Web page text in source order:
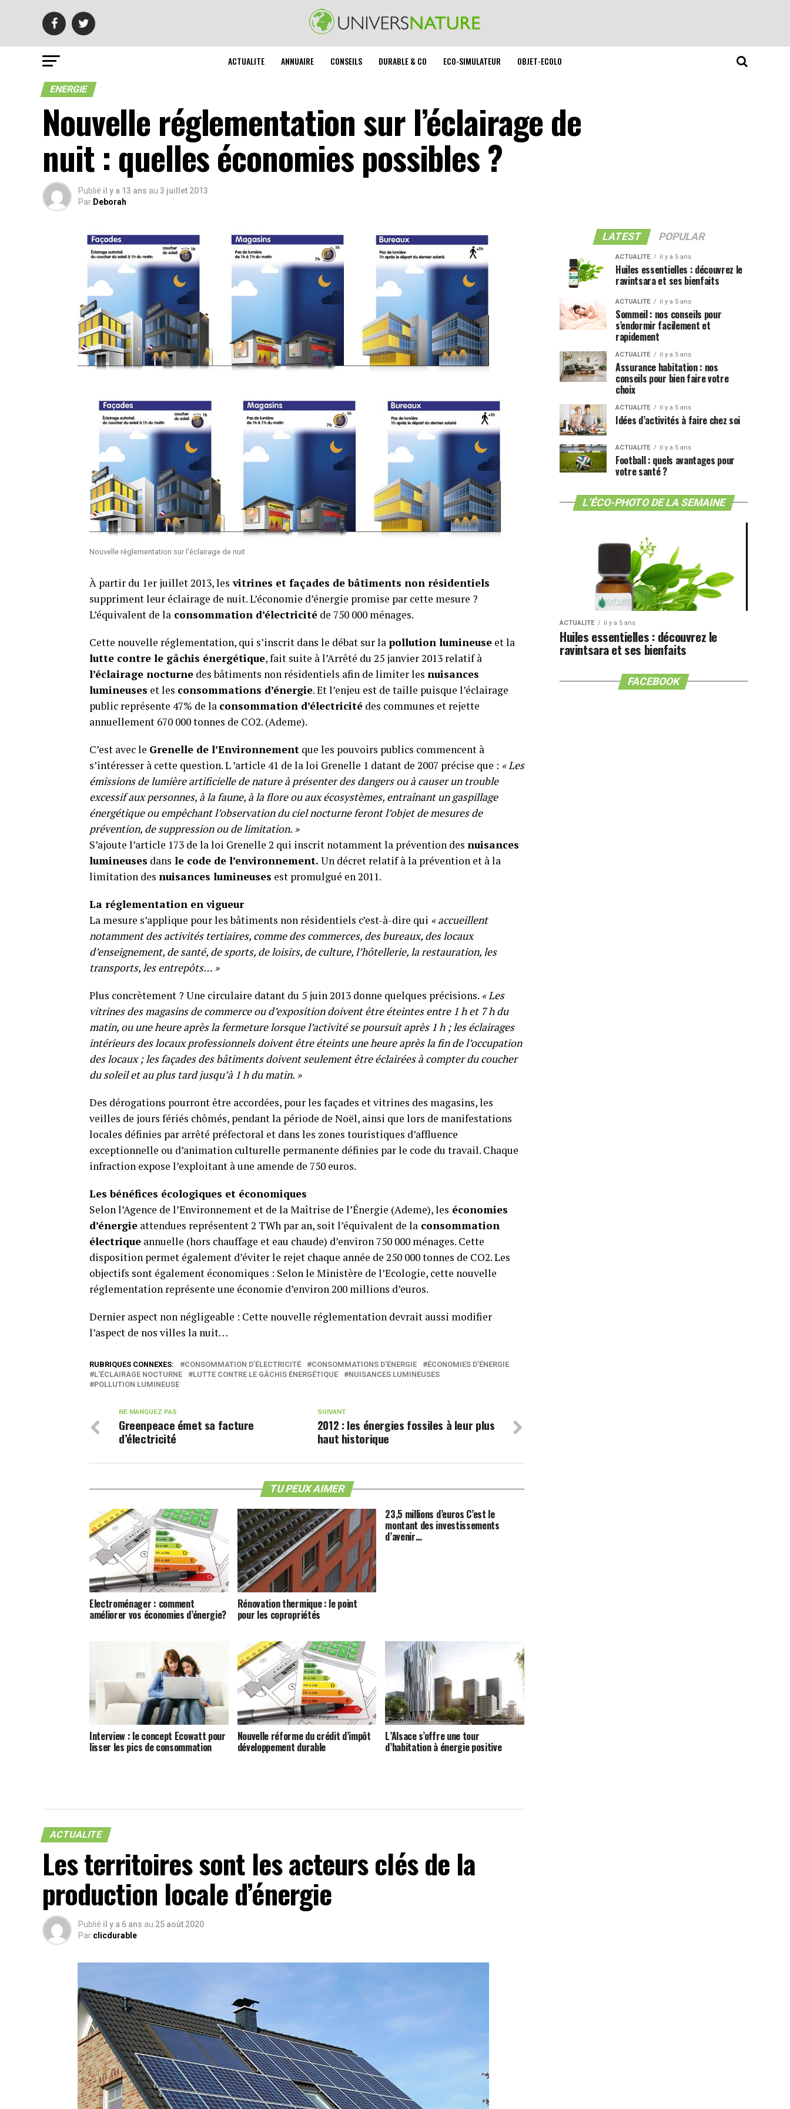
ACTUALITE ANNUAIRE CONSEILS DURABLE & CO ECO-SIMULATEUR OBJET-ECOLO
ENERGIE
Nouvelle réglementation sur l’éclairage de
nuit : quelles économies possibles ?
Publié il y a 13 ans au 3 juillet 2013
Par Deborah
Nouvelle réglementation sur l’éclairage de nuit
À partir du 1er juillet 2013, les vitrines et façades de bâtiments non résidentiels
suppriment leur éclairage de nuit. L’économie d’énergie promise par cette mesure ?
L’équivalent de la consommation d’électricité de 750 000 ménages.
Cette nouvelle réglementation, qui s’inscrit dans le débat sur la pollution lumineuse et la
lutte contre le gâchis énergétique, fait suite à l’Arrêté du 25 janvier 2013 relatif à
l’éclairage nocturne des bâtiments non résidentiels afin de limiter les nuisances
lumineuses et les consommations d’énergie. Et l’enjeu est de taille puisque l’éclairage
public représente 47% de la consommation d’électricité des communes et rejette
annuellement 670 000 tonnes de CO2. (Ademe).
C’est avec le Grenelle de l’Environnement que les pouvoirs publics commencent à
s’intéresser à cette question. L ’article 41 de la loi Grenelle 1 datant de 2007 précise que : « Les
émissions de lumière artificielle de nature à présenter des dangers ou à causer un trouble
excessif aux personnes, à la faune, à la flore ou aux écosystèmes, entraînant un gaspillage
énergétique ou empêchant l’observation du ciel nocturne feront l’objet de mesures de
prévention, de suppression ou de limitation. »
S’ajoute l’article 173 de la loi Grenelle 2 qui inscrit notamment la prévention des nuisances
lumineuses dans le code de l’environnement. Un décret relatif à la prévention et à la
limitation des nuisances lumineuses est promulgué en 2011.
La réglementation en vigueur
La mesure s’applique pour les bâtiments non résidentiels c’est-à-dire qui « accueillent
notamment des activités tertiaires, comme des commerces, des bureaux, des locaux
d’enseignement, de santé, de sports, de loisirs, de culture, l’hôtellerie, la restauration, les
transports, les entrepôts… »
Plus concrètement ? Une circulaire datant du 5 juin 2013 donne quelques précisions. « Les
vitrines des magasins de commerce ou d’exposition doivent être éteintes entre 1 h et 7 h du
matin, ou une heure après la fermeture lorsque l’activité se poursuit après 1 h ; les éclairages
intérieurs des locaux professionnels doivent être éteints une heure après la fin de l’occupation
des locaux ; les façades des bâtiments doivent seulement être éclairées à compter du coucher
du soleil et au plus tard jusqu’à 1 h du matin. »
Des dérogations pourront être accordées, pour les façades et vitrines des magasins, les
veilles de jours fériés chômés, pendant la période de Noël, ainsi que lors de manifestations
locales définies par arrêté préfectoral et dans les zones touristiques d’affluence
exceptionnelle ou d’animation culturelle permanente définies par le code du travail. Chaque
infraction expose l’exploitant à une amende de 750 euros.
Les bénéfices écologiques et économiques
Selon l’Agence de l’Environnement et de la Maîtrise de l’Énergie (Ademe), les économies
d’énergie attendues représentent 2 TWh par an, soit l’équivalent de la consommation
électrique annuelle (hors chauffage et eau chaude) d’environ 750 000 ménages. Cette
disposition permet également d’éviter le rejet chaque année de 250 000 tonnes de CO2. Les
objectifs sont également économiques : Selon le Ministère de l’Ecologie, cette nouvelle
réglementation représente une économie d’environ 200 millions d’euros.
Dernier aspect non négligeable : Cette nouvelle réglementation devrait aussi modifier
l’aspect de nos villes la nuit…
RUBRIQUES CONNEXES: CONSOMMATION D’ÉLECTRICITÉ CONSOMMATIONS D'ÉNERGIE
ÉCONOMIES D’ÉNERGIE
L'ÉCLAIRAGE NOCTURNE
LUTTE CONTRE LE GÂCHIS ÉNERGÉTIQUE
NUISANCES LUMINEUSES
POLLUTION LUMINEUSE
SUIVANT
2012 : les énergies fossiles à leur plus
haut historique
NE MANQUEZ PAS
Greenpeace émet sa facture
d’électricité
TU PEUX AIMER
Electroménager : comment
améliorer vos économies d’énergie?
Rénovation thermique : le point
pour les copropriétés
23,5 millions d’euros C’est le
montant des investissements
d’avenir…
Interview : le concept Ecowatt pour
lisser les pics de consommation
Nouvelle réforme du crédit d’impôt
développement durable
L’Alsace s’offre une tour
d’habitation à énergie positive
ACTUALITE
Les territoires sont les acteurs clés de la
production locale d’énergie
Publié il y a 6 ans au 25 août 2020
Par clicdurable
LATEST POPULAR
ACTUALITE il y a 5 ans
Huiles essentielles : découvrez le
ravintsara et ses bienfaits
ACTUALITE il y a 5 ans
Sommeil : nos conseils pour
s’endormir facilement et
rapidement
ACTUALITE il y a 5 ans
Assurance habitation : nos
conseils pour bien faire votre
choix
ACTUALITE il y a 5 ans
Idées d’activités à faire chez soi
ACTUALITE il y a 5 ans
Football : quels avantages pour
votre santé ?
L’ÉCO-PHOTO DE LA SEMAINE
ACTUALITE il y a 5 ans
Huiles essentielles : découvrez le
ravintsara et ses bienfaits
FACEBOOK